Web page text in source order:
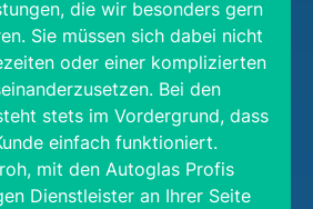
die wir besonders gern
Sie müssen sich dabei nicht
oder einer komplizierten
Bei den
stets im Vordergrund, dass
einfach funktioniert.
mit den Autoglas Profis
Dienstleister an Ihrer Seite